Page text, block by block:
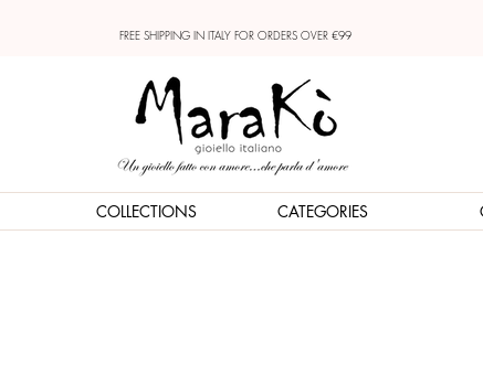
FREE SHIPPING IN ITALY FOR ORDERS OVER €99
COLLECTIONS CATEGORIES